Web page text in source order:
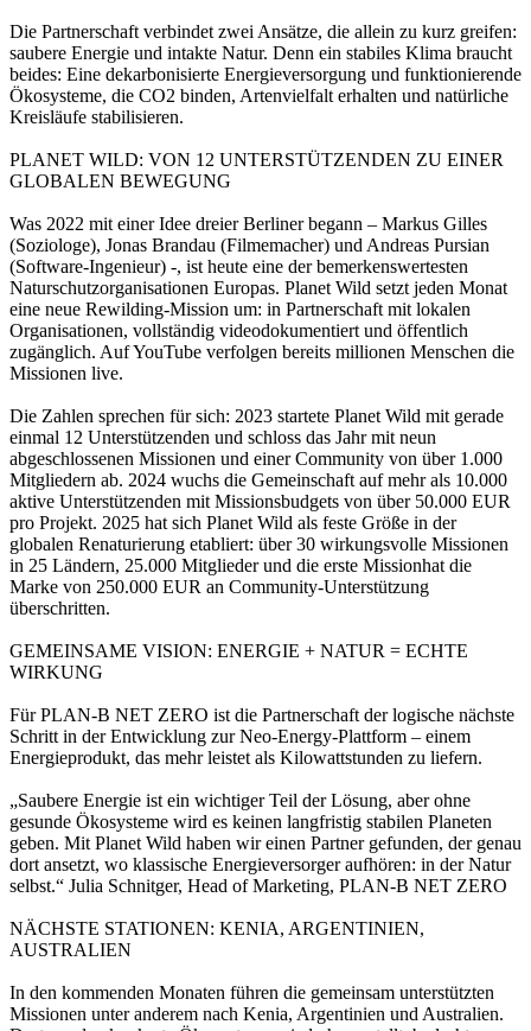
Die Partnerschaft verbindet zwei Ansätze, die allein zu kurz greifen:
saubere Energie und intakte Natur. Denn ein stabiles Klima braucht
beides: Eine dekarbonisierte Energieversorgung und funktionierende
Ökosysteme, die CO2 binden, Artenvielfalt erhalten und natürliche
Kreisläufe stabilisieren.
PLANET WILD: VON 12 UNTERSTÜTZENDEN ZU EINER
GLOBALEN BEWEGUNG
Was 2022 mit einer Idee dreier Berliner begann – Markus Gilles
(Soziologe), Jonas Brandau (Filmemacher) und Andreas Pursian
(Software-Ingenieur) -, ist heute eine der bemerkenswertesten
Naturschutzorganisationen Europas. Planet Wild setzt jeden Monat
eine neue Rewilding-Mission um: in Partnerschaft mit lokalen
Organisationen, vollständig videodokumentiert und öffentlich
zugänglich. Auf YouTube verfolgen bereits millionen Menschen die
Missionen live.
Die Zahlen sprechen für sich: 2023 startete Planet Wild mit gerade
einmal 12 Unterstützenden und schloss das Jahr mit neun
abgeschlossenen Missionen und einer Community von über 1.000
Mitgliedern ab. 2024 wuchs die Gemeinschaft auf mehr als 10.000
aktive Unterstützenden mit Missionsbudgets von über 50.000 EUR
pro Projekt. 2025 hat sich Planet Wild als feste Größe in der
globalen Renaturierung etabliert: über 30 wirkungsvolle Missionen
in 25 Ländern, 25.000 Mitglieder und die erste Missionhat die
Marke von 250.000 EUR an Community-Unterstützung
überschritten.
GEMEINSAME VISION: ENERGIE + NATUR = ECHTE
WIRKUNG
Für PLAN-B NET ZERO ist die Partnerschaft der logische nächste
Schritt in der Entwicklung zur Neo-Energy-Plattform – einem
Energieprodukt, das mehr leistet als Kilowattstunden zu liefern.
„Saubere Energie ist ein wichtiger Teil der Lösung, aber ohne
gesunde Ökosysteme wird es keinen langfristig stabilen Planeten
geben. Mit Planet Wild haben wir einen Partner gefunden, der genau
dort ansetzt, wo klassische Energieversorger aufhören: in der Natur
selbst.“ Julia Schnitger, Head of Marketing, PLAN-B NET ZERO
NÄCHSTE STATIONEN: KENIA, ARGENTINIEN,
AUSTRALIEN
In den kommenden Monaten führen die gemeinsam unterstützten
Missionen unter anderem nach Kenia, Argentinien und Australien.